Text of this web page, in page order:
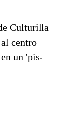
Culturilla
centro
en un 'pis-